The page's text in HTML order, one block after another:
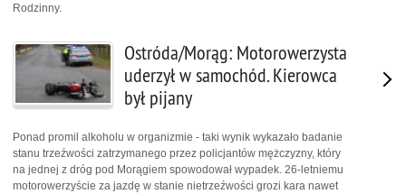
Rodzinny.
Ostróda/Morąg: Motorowerzysta
uderzył w samochód. Kierowca
był pijany
Ponad promil alkoholu w organizmie - taki wynik wykazało badanie
stanu trzeźwości zatrzymanego przez policjantów mężczyzny, który
na jednej z dróg pod Morągiem spowodował wypadek. 26-letniemu
motorowerzyście za jazdę w stanie nietrzeźwości grozi kara nawet